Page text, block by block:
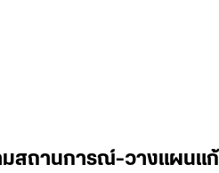
สถานการณ์-วางแผนแก้